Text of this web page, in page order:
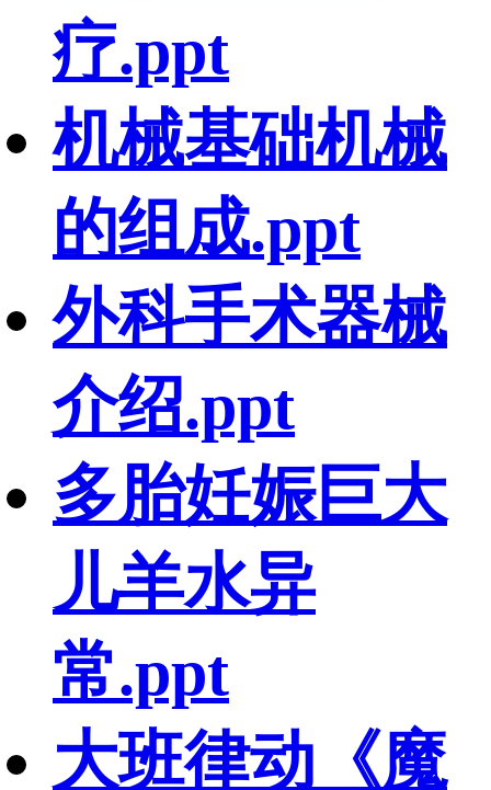
疗.ppt
机械基础机械
的组成.ppt
外科手术器械
介绍.ppt
多胎妊娠巨大
儿羊水异
常.ppt
大班律动《魔